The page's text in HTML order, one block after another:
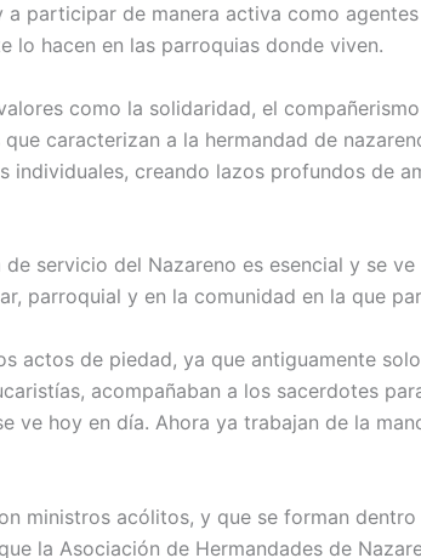
a participar de manera activa como
lo hacen en las parroquias donde viven.
como la solidaridad, el
caracterizan a la hermandad de
individuales, creando lazos pro­fundos de
ser­vicio del Nazareno es esencial y se
parroquial y en la comunidad en la que
actos de piedad, ya que antiguamente
acompañaban a los sacerdotes
ve hoy en día. Ahora ya trabajan de la
ministros acóli­tos, y que se forman
la Aso­ciación de Hermandades de